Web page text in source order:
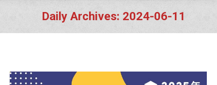
Daily Archives: 2024-06-11
You are here: